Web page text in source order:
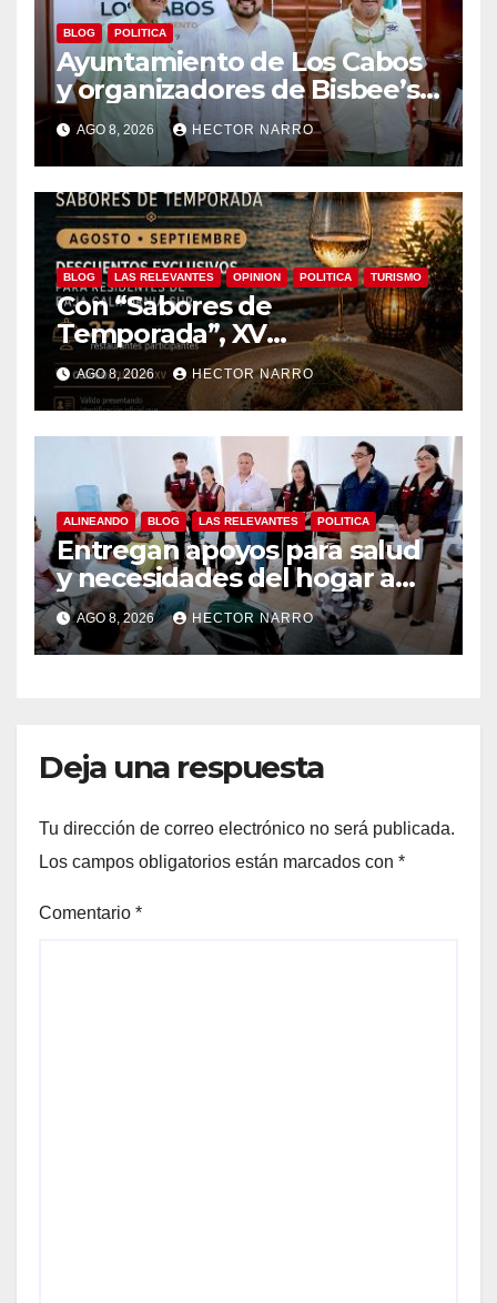
BLOG POLITICA
Ayuntamiento de Los Cabos
y organizadores de Bisbee’s
coordinan acciones para
edición 2026
AGO 8, 2026 HECTOR NARRO
BLOG LAS RELEVANTES OPINION POLITICA TURISMO
Con “Sabores de
Temporada”, XV
Ayuntamiento de Los Cabos
y Canirac impulsan consumo
local con beneficios para
residentes de BCS
AGO 8, 2026 HECTOR NARRO
ALINEANDO BLOG LAS RELEVANTES POLITICA
Entregan apoyos para salud
y necesidades del hogar a
familias de Cabo San Lucas
AGO 8, 2026 HECTOR NARRO
Deja una respuesta
Tu dirección de correo electrónico no será publicada.
Los campos obligatorios están marcados con *
Comentario *